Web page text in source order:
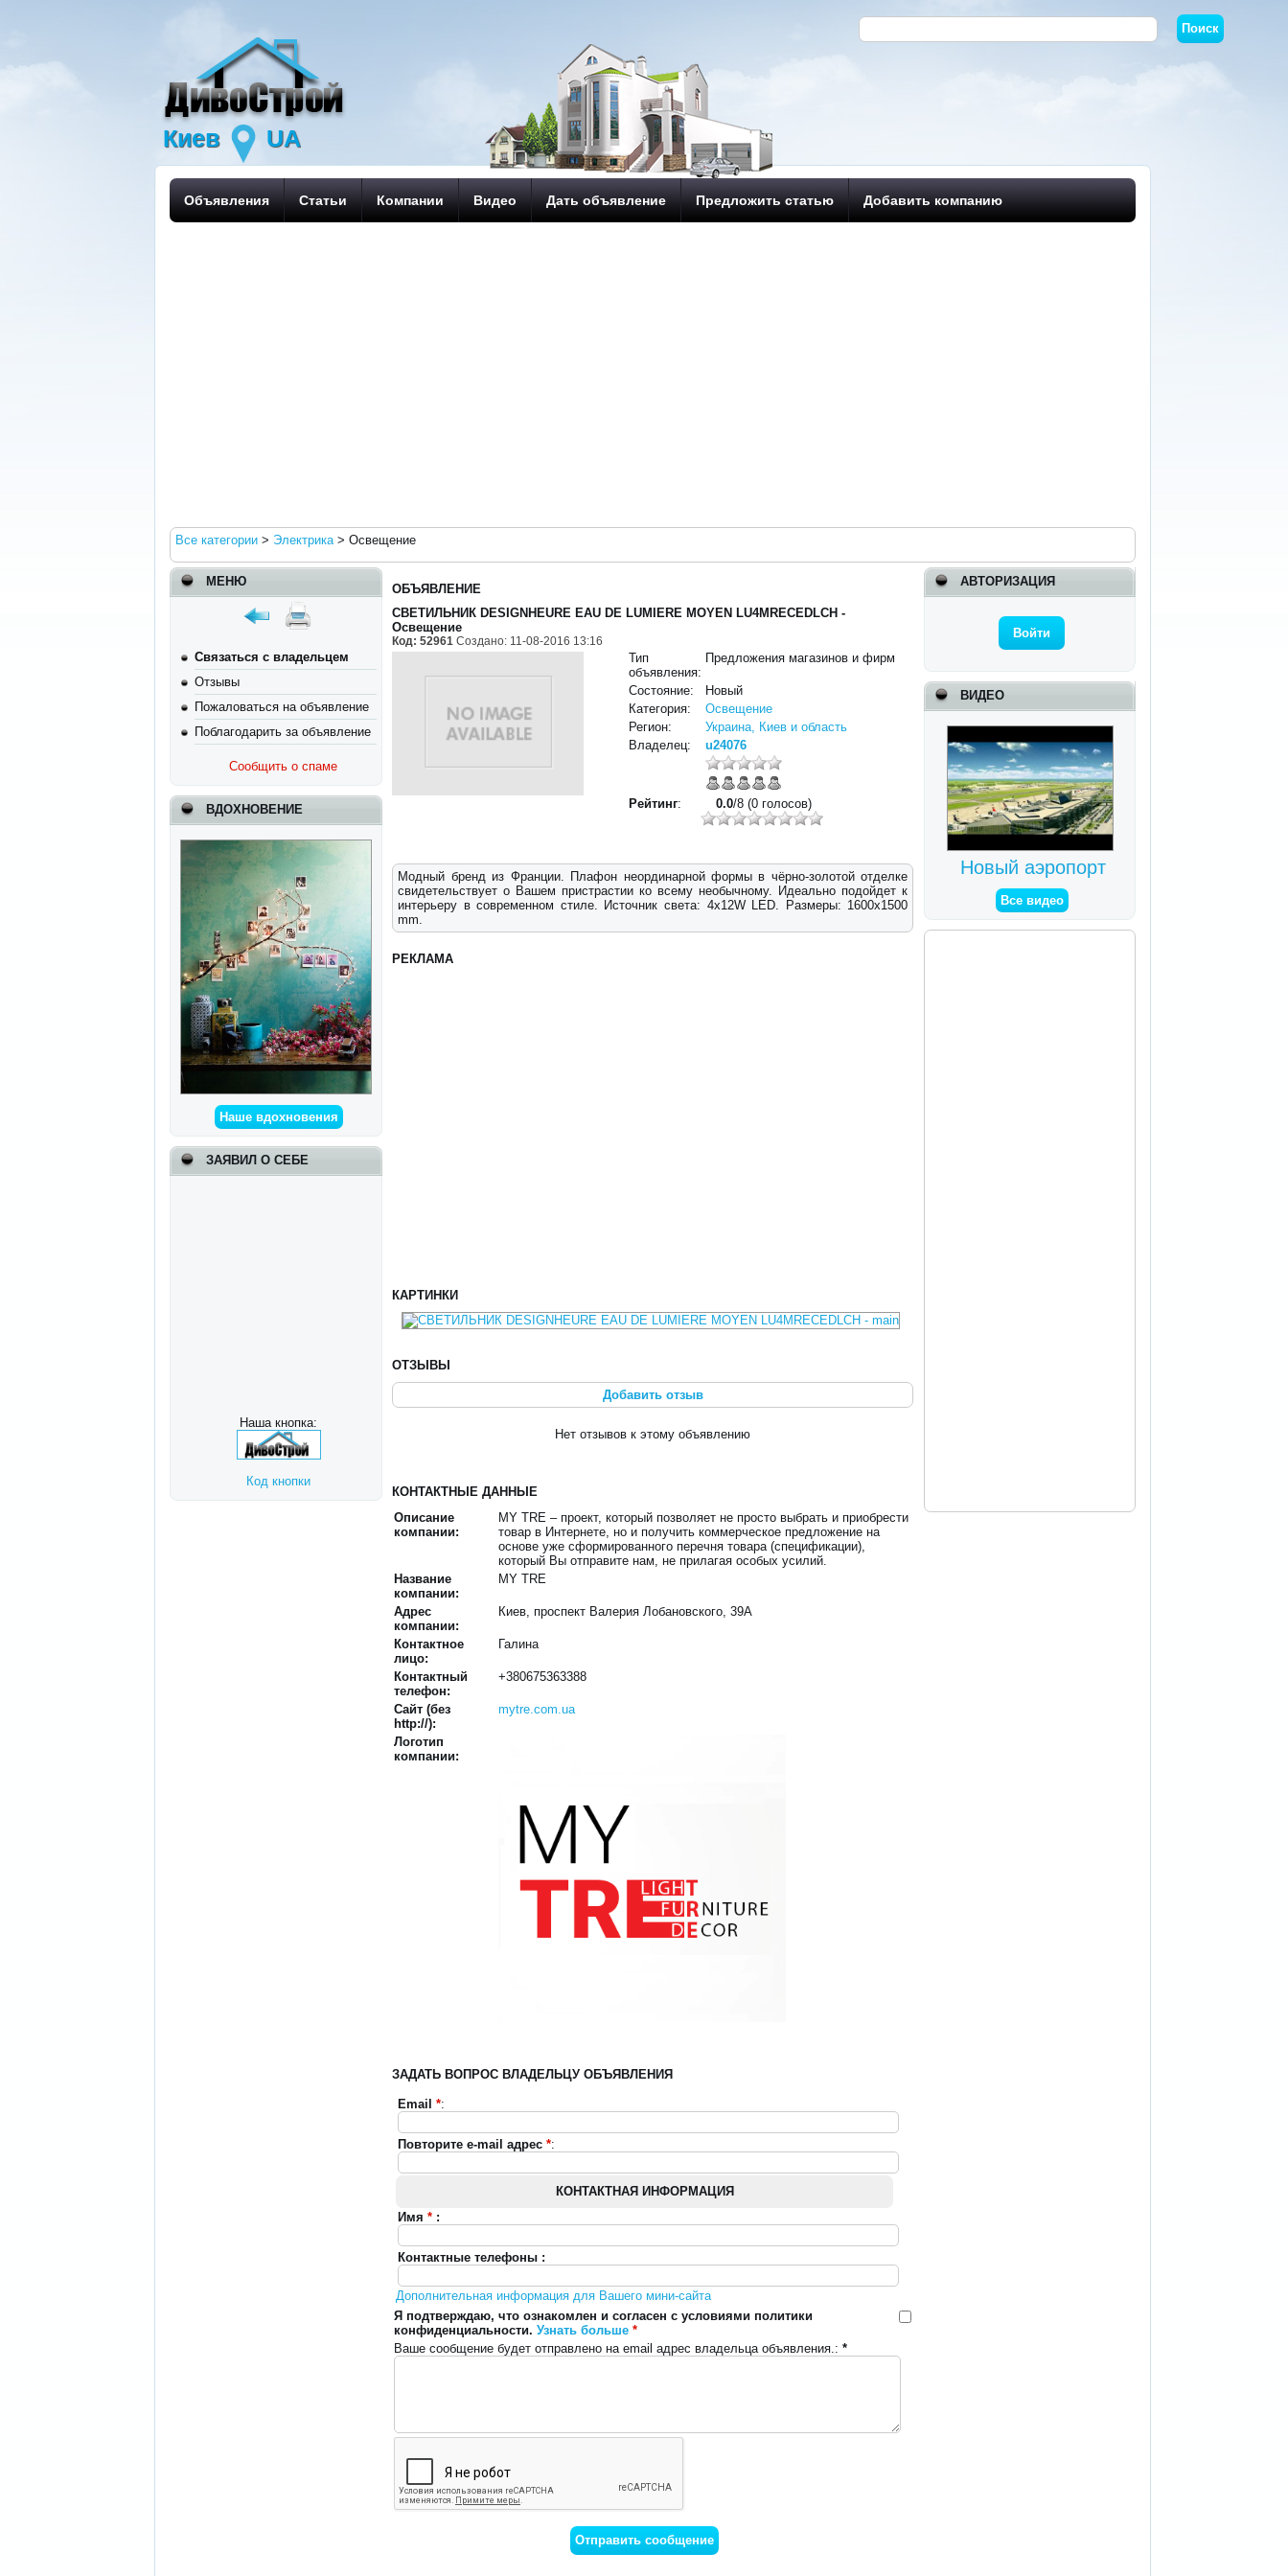
Киев UA
Объявления Статьи Компании Видео Дать объявление Предложить статью Добавить компанию
Все категории > Электрика>Освещение
МЕНЮ
Связаться с владельцем
Отзывы
Пожаловаться на объявление
Поблагодарить за объявление
Сообщить о спаме
ВДОХНОВЕНИЕ
Наше вдохновения
ЗАЯВИЛ О СЕБЕ
Наша кнопка:
Код кнопки
АВТОРИЗАЦИЯ
Войти
ВИДЕО
Новый аэропорт
Все видео
ОБЪЯВЛЕНИЕ
СВЕТИЛЬНИК DESIGNHEURE EAU DE LUMIERE MOYEN LU4MRECEDLCH -
Освещение
Код:52961 Создано: 11-08-2016 13:16
Тип
объявления:
Предложения магазинов и фирм
Состояние:
Новый
Категория:
Освещение
Регион:
Украина, Киев и область
Владелец:
u24076
Рейтинг: 0.0/8 (0 голосов)
Модный бренд из Франции. Плафон неординарной формы в чёрно-золотой отделке
свидетельствует о Вашем пристрастии ко всему необычному. Идеально подойдет к
интерьеру в современном стиле. Источник света: 4x12W LED. Размеры: 1600x1500
mm.
РЕКЛАМА
КАРТИНКИ
ОТЗЫВЫ
Добавить отзыв
Нет отзывов к этому объявлению
КОНТАКТНЫЕ ДАННЫЕ
Описание
компании:
MY TRE – проект, который позволяет не просто выбрать и приобрести
товар в Интернете, но и получить коммерческое предложение на
основе уже сформированного перечня товара (спецификации),
который Вы отправите нам, не прилагая особых усилий.
Название
компании:
MY TRE
Адрес
компании:
Киев, проспект Валерия Лобановского, 39А
Контактное
лицо:
Галина
Контактный
телефон:
+380675363388
Сайт (без
http://):
mytre.com.ua
Логотип
компании:
ЗАДАТЬ ВОПРОС ВЛАДЕЛЬЦУ ОБЪЯВЛЕНИЯ
Email *:
Повторите e-mail адрес *:
КОНТАКТНАЯ ИНФОРМАЦИЯ
Имя* :
Контактные телефоны :
Дополнительная информация для Вашего мини-сайта
Я подтверждаю, что ознакомлен и согласен с условиями политики
конфиденциальности.Узнать больше *
Ваше сообщение будет отправлено на email адрес владельца объявления.:*